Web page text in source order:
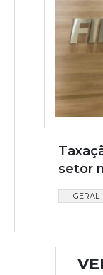
setor
GERAL